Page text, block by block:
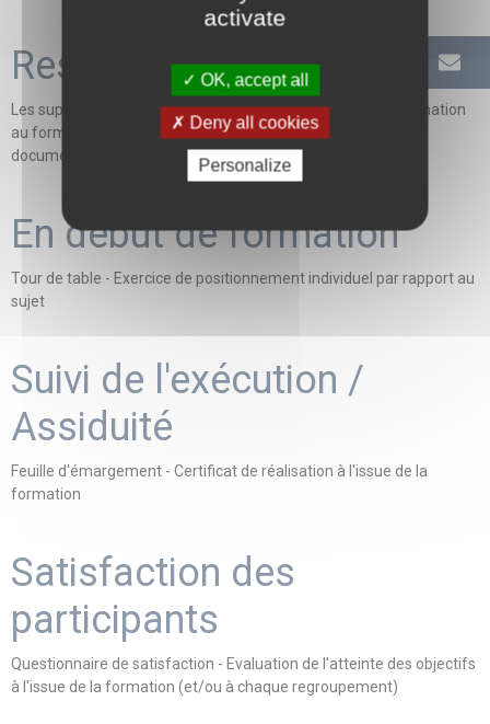
Ressources pédagogiques
Les supports et outils sont remis à l'apprenant durant la formation
au format papier et/ou numérique via une plateforme
documentaire
En début de formation
Tour de table - Exercice de positionnement individuel par rapport au
sujet
Suivi de l'exécution /
Assiduité
Feuille d'émargement - Certificat de réalisation à l'issue de la
formation
Satisfaction des
participants
Questionnaire de satisfaction - Evaluation de l'atteinte des objectifs
à l'issue de la formation (et/ou à chaque regroupement)
activate
OK, accept all
Deny all cookies
Personalize